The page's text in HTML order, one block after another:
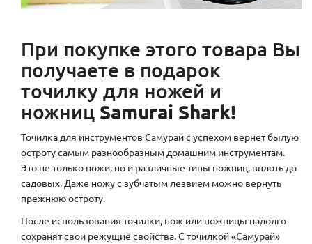
При покупке этого товара Вы
получаете в подарок
точилку для ножей и
ножниц Samurai Shark!
Точилка для инструментов Самурай с успехом вернет былую
остроту самым разнообразным домашним инструментам.
Это не только ножи, но и различные типы ножниц, вплоть до
садовых. Даже ножу с зубчатым лезвием можно вернуть
прежнюю остроту.
После использования точилки, нож или ножницы надолго
сохранят свои режущие свойства. С точилкой «Самурай»